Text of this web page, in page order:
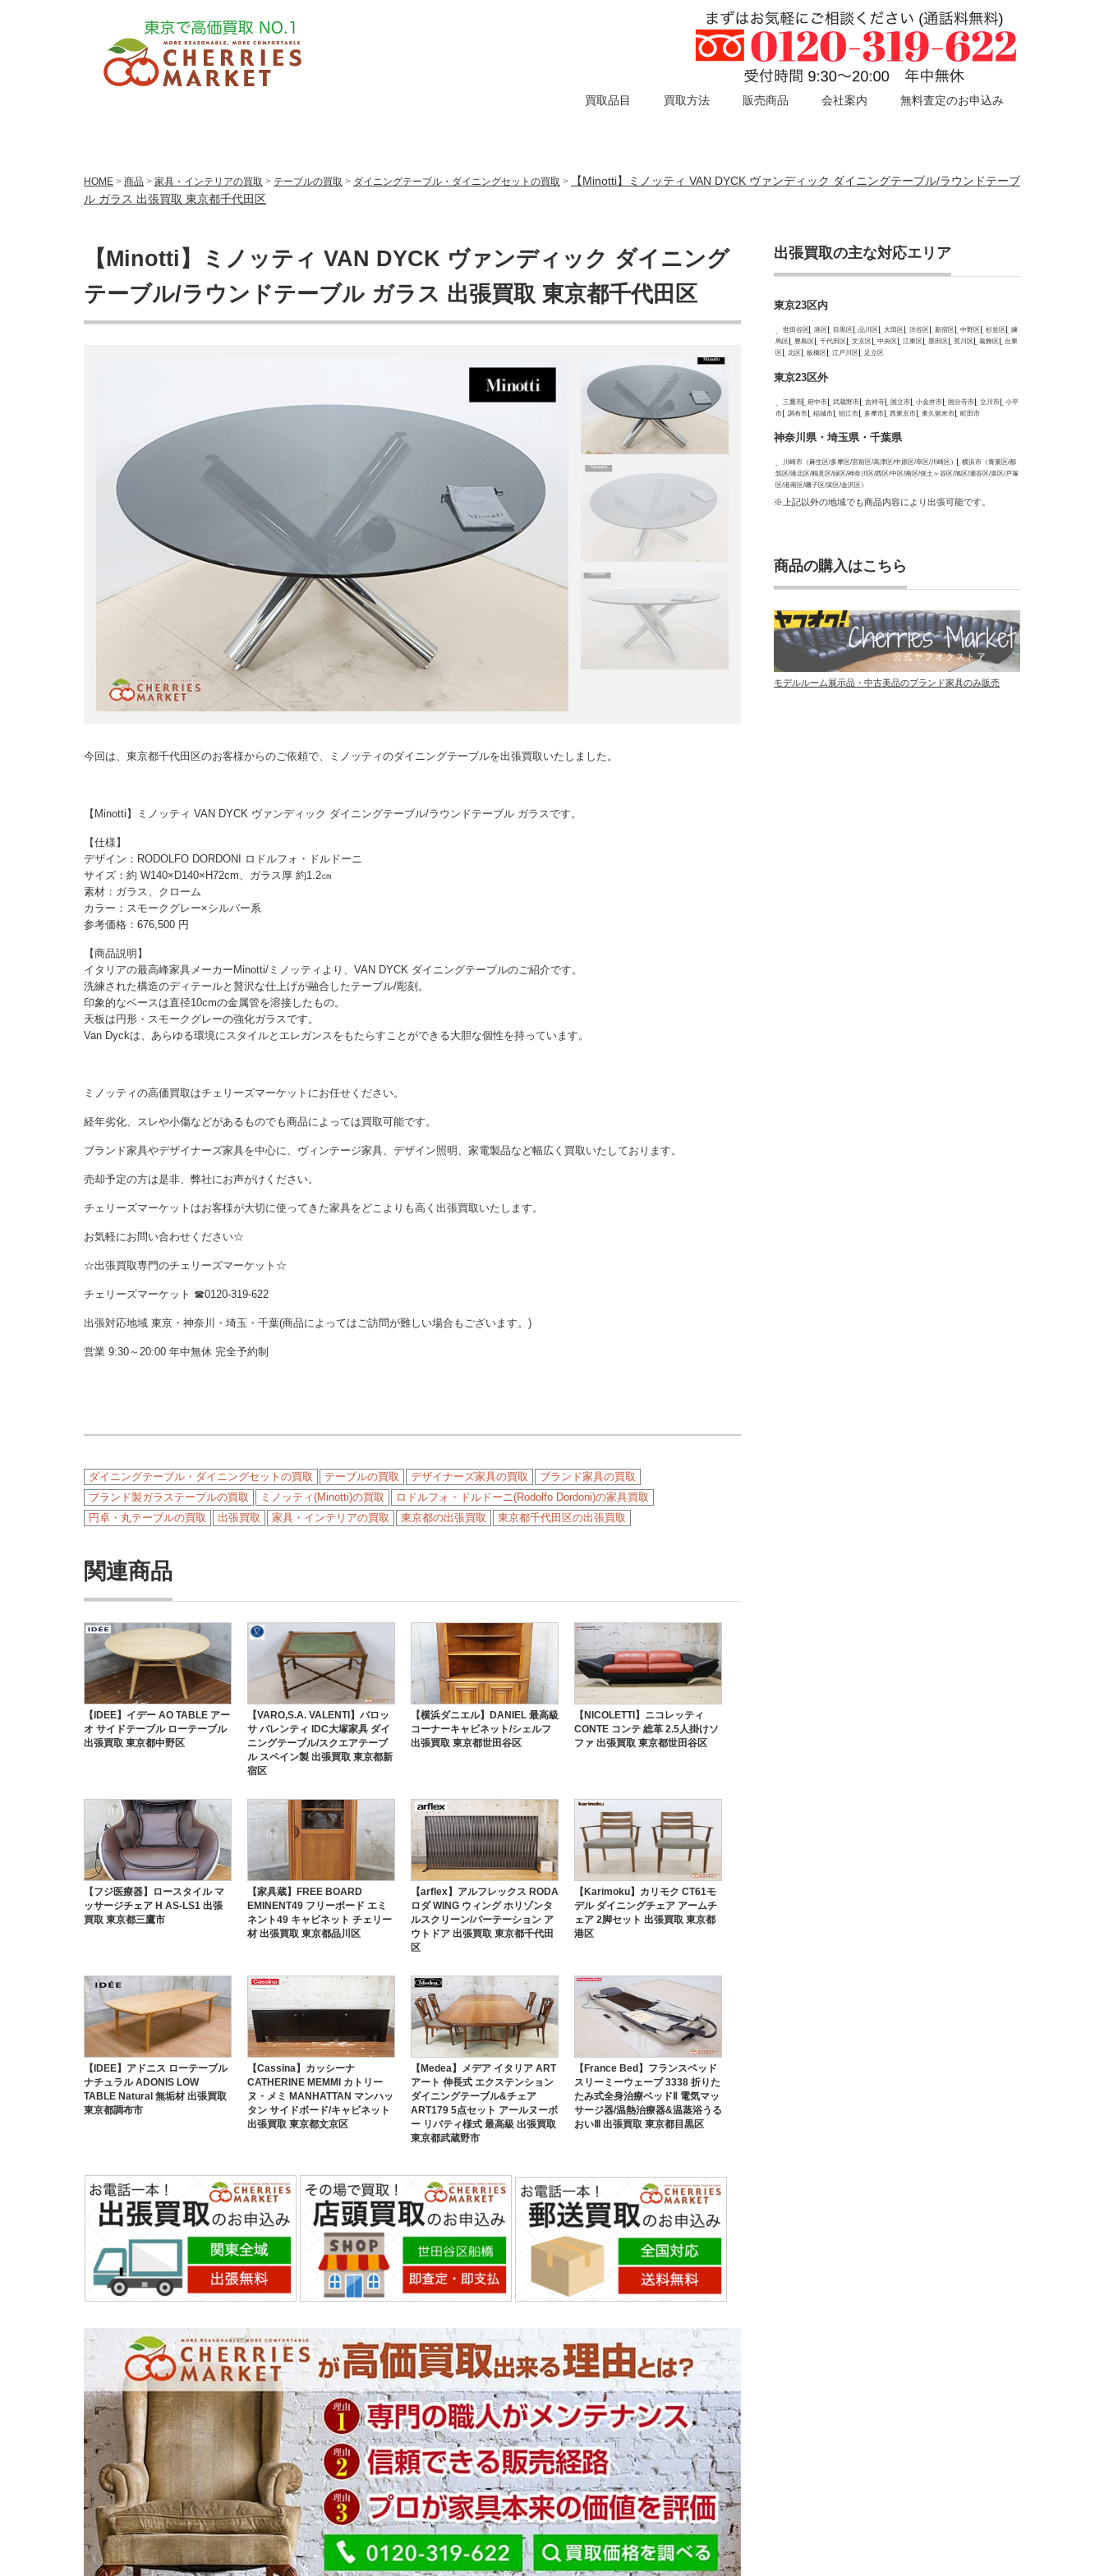
買取品目 買取方法 販売商品 会社案内 無料査定のお申込み
HOME > 商品 > 家具・インテリアの買取 > テーブルの買取 > ダイニングテーブル・ダイニングセットの買取 >
【Minotti】ミノッティ VAN DYCK ヴァンディック ダイニングテーブル/ラウンドテーブ
ル ガラス 出張買取 東京都千代田区
【Minotti】ミノッティ VAN DYCK ヴァンディック ダイニング
テーブル/ラウンドテーブル ガラス 出張買取 東京都千代田区
今回は、東京都千代田区のお客様からのご依頼で、ミノッティのダイニングテーブルを出張買取いたしました。
【Minotti】ミノッティ VAN DYCK ヴァンディック ダイニングテーブル/ラウンドテーブル ガラスです。
【仕様】
デザイン：RODOLFO DORDONI ロドルフォ・ドルドーニ
サイズ：約 W140×D140×H72cm、ガラス厚 約1.2㎝
素材：ガラス、クローム
カラー：スモークグレー×シルバー系
参考価格：676,500 円
【商品説明】
イタリアの最高峰家具メーカーMinotti/ミノッティより、VAN DYCK ダイニングテーブルのご紹介です。
洗練された構造のディテールと贅沢な仕上げが融合したテーブル/彫刻。
印象的なベースは直径10cmの金属管を溶接したもの。
天板は円形・スモークグレーの強化ガラスです。
Van Dyckは、あらゆる環境にスタイルとエレガンスをもたらすことができる大胆な個性を持っています。
ミノッティの高価買取はチェリーズマーケットにお任せください。
経年劣化、スレや小傷などがあるものでも商品によっては買取可能です。
ブランド家具やデザイナーズ家具を中心に、ヴィンテージ家具、デザイン照明、家電製品など幅広く買取いたしております。
売却予定の方は是非、弊社にお声がけください。
チェリーズマーケットはお客様が大切に使ってきた家具をどこよりも高く出張買取いたします。
お気軽にお問い合わせください☆
☆出張買取専門のチェリーズマーケット☆
チェリーズマーケット ☎︎0120-319-622
出張対応地域 東京・神奈川・埼玉・千葉(商品によってはご訪問が難しい場合もございます。)
営業 9:30～20:00 年中無休 完全予約制
ダイニングテーブル・ダイニングセットの買取 テーブルの買取 デザイナーズ家具の買取
ブランド家具の買取
ブランド製ガラステーブルの買取
ミノッティ(Minotti)の買取
ロドルフォ・ドルドーニ(Rodolfo Dordoni)の家具買取
円卓・丸テーブルの買取
出張買取 家具・インテリアの買取 東京都の出張買取 東京都千代田区の出張買取
関連商品
【IDEE】イデー AO TABLE アー
オ サイドテーブル ローテーブル
出張買取 東京都中野区
【VARO,S.A. VALENTI】バロッ
サ バレンティ IDC大塚家具 ダイ
ニングテーブル/スクエアテーブ
ル スペイン製 出張買取 東京都新
宿区
【横浜ダニエル】DANIEL 最高級
コーナーキャビネット/シェルフ
出張買取 東京都世田谷区
【NICOLETTI】ニコレッティ
CONTE コンテ 総革 2.5人掛けソ
ファ 出張買取 東京都世田谷区
【フジ医療器】ロースタイル マ
ッサージチェア H AS-LS1 出張
買取 東京都三鷹市
【家具蔵】FREE BOARD
EMINENT49 フリーボード エミ
ネント49 キャビネット チェリー
材 出張買取 東京都品川区
【arflex】アルフレックス RODA
ロダ WING ウィング ホリゾンタ
ルスクリーン/パーテーション ア
ウトドア 出張買取 東京都千代田
区
【Karimoku】カリモク CT61モ
デル ダイニングチェア アームチ
ェア 2脚セット 出張買取 東京都
港区
【IDEE】アドニス ローテーブル
ナチュラル ADONIS LOW
TABLE Natural 無垢材 出張買取
東京都調布市
【Cassina】カッシーナ
CATHERINE MEMMI カトリー
ヌ・メミ MANHATTAN マンハッ
タン サイドボード/キャビネット
出張買取 東京都文京区
【Medea】メデア イタリア ART
アート 伸長式 エクステンション
ダイニングテーブル&チェア
ART179 5点セット アールヌーボ
ー リバティ様式 最高級 出張買取
東京都武蔵野市
【France Bed】フランスベッド
スリーミーウェーブ 3338 折りた
たみ式全身治療ベッドⅡ 電気マッ
サージ器/温熱治療器&温蒸浴うる
おいⅢ 出張買取 東京都目黒区
出張買取の主な対応エリア
東京23区内
世田谷区 港区 目黒区 品川区 大田区 渋谷区 新宿区 中野区 杉並区
練
馬区
豊島区 千代田区 文京区 中央区 江東区 墨田区 荒川区 葛飾区
台東
区
北区 板橋区 江戸川区 足立区
東京23区外
三鷹市 府中市 武蔵野市 吉祥寺 国立市 小金井市 国分寺市 立川市
小平
市
調布市 稲城市 狛江市 多摩市 西東京市 東久留米市 町田市
神奈川県・埼玉県・千葉県
川崎市（麻生区/多摩区/宮前区/高津区/中原区/幸区/川崎区）
横浜市（青葉区/都
筑区/港北区/鶴見区/緑区/神奈川区/西区/中区/南区/保土ヶ谷区/旭区/瀬谷区/泉区/戸塚
区/港南区/磯子区/栄区/金沢区）
※上記以外の地域でも商品内容により出張可能です。
商品の購入はこちら
モデルルーム展示品・中古美品のブランド家具のみ販売